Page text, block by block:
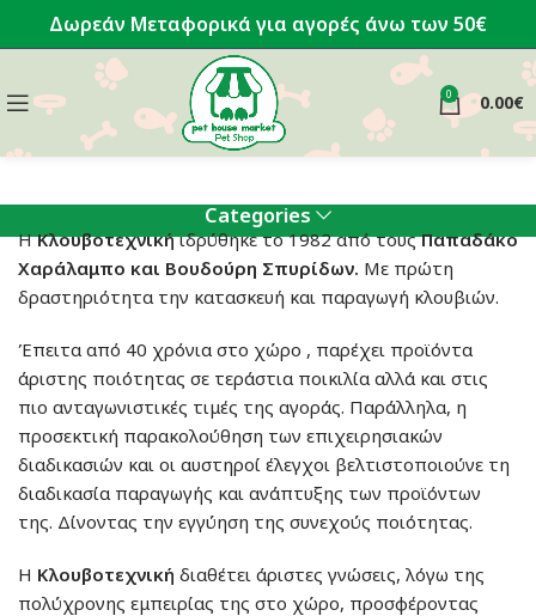
Δωρεάν Μεταφορικά για αγορές άνω των 50€
0 0.00€
Categories
ΗΚλουβοτεχνικήιδρύθηκε το 1982 από τουςΠαπαδάκο
Χαράλαμπο και Βουδούρη Σπυρίδων. Με πρώτη
δραστηριότητα την κατασκευή και παραγωγή κλουβιών.
Έπειτα από 40 χρόνια στο χώρο , παρέχει προϊόντα
άριστης ποιότητας σε τεράστια ποικιλία αλλά και στις
πιο ανταγωνιστικές τιμές της αγοράς. Παράλληλα, η
προσεκτική παρακολούθηση των επιχειρησιακών
διαδικασιών και οι αυστηροί έλεγχοι βελτιστοποιούνε τη
διαδικασία παραγωγής και ανάπτυξης των προϊόντων
της. Δίνοντας την εγγύηση της συνεχούς ποιότητας.
Η Κλουβοτεχνική διαθέτει άριστες γνώσεις, λόγω της
πολύχρονης εμπειρίας της στο χώρο, προσφέροντας